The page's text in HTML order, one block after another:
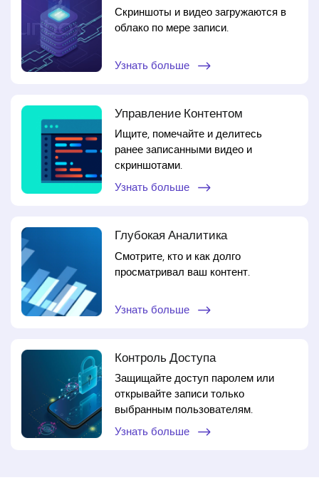
Скриншоты и видео загружаются в
облако по мере записи.
Узнать больше
Управление Контентом
Ищите, помечайте и делитесь
ранее записанными видео и
скриншотами.
Узнать больше
Глубокая Аналитика
Смотрите, кто и как долго
просматривал ваш контент.
Узнать больше
Контроль Доступа
Защищайте доступ паролем или
открывайте записи только
выбранным пользователям.
Узнать больше